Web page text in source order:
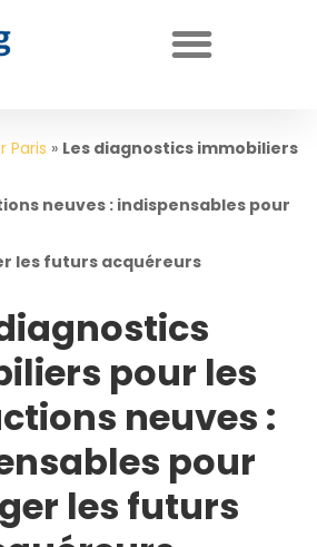
Paris » Les diagnostics immobiliers
neuves : indispensables pour
les futurs acquéreurs
pour les
neuves :
pour
les futurs